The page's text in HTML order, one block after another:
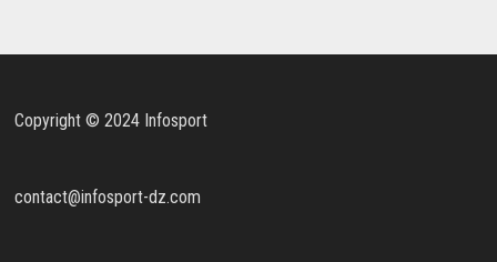
Copyright © 2024 Infosport
contact@infosport-dz.com